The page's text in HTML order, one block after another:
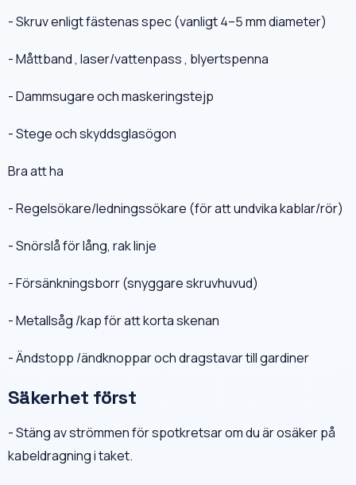
- Skruv enligt fästenas spec (vanligt 4–5 mm diameter)
- Måttband , laser/vattenpass , blyertspenna
- Dammsugare och maskeringstejp
- Stege och skyddsglasögon
Bra att ha
- Regelsökare/ledningssökare (för att undvika kablar/rör)
- Snörslå för lång, rak linje
- Försänkningsborr (snyggare skruvhuvud)
- Metallsåg /kap för att korta skenan
- Ändstopp /ändknoppar och dragstavar till gardiner
Säkerhet först
- Stäng av strömmen för spotkretsar om du är osäker på
kabeldragning i taket.